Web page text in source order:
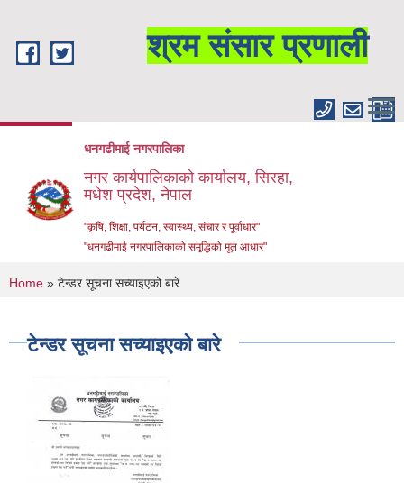
श्रम संसार प्रणाली
धनगढीमाई नगरपालिका
नगर कार्यपालिकाको कार्यालय, सिरहा,
मधेश प्रदेश, नेपाल
"कृषि, शिक्षा, पर्यटन, स्वास्थ्य, संचार र पूर्वाधार"
"धनगढीमाई नगरपालिकाको समृद्धिको मूल आधार"
You are here
Home » टेन्डर सूचना सच्याइएको बारे
टेन्डर सूचना सच्याइएको बारे